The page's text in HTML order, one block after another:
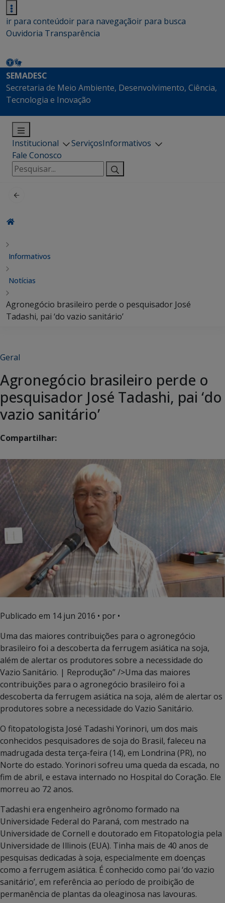
ir para conteúdoir para navegaçãoir para busca
Ouvidoria Transparência
SEMADESC
Secretaria de Meio Ambiente, Desenvolvimento, Ciência,
Tecnologia e Inovação
Institucional ServiçosInformativos
Fale Conosco
Pesquisar
por:
Informativos
Notícias
Agronegócio brasileiro perde o pesquisador José
Tadashi, pai ‘do vazio sanitário’
Geral
Agronegócio brasileiro perde o
pesquisador José Tadashi, pai ‘do
vazio sanitário’
Compartilhar:
Publicado em 14 jun 2016 • por •
Uma das maiores contribuições para o agronegócio
brasileiro foi a descoberta da ferrugem asiática na soja,
além de alertar os produtores sobre a necessidade do
Vazio Sanitário. | Reprodução” />Uma das maiores
contribuições para o agronegócio brasileiro foi a
descoberta da ferrugem asiática na soja, além de alertar os
produtores sobre a necessidade do Vazio Sanitário.
O fitopatologista José Tadashi Yorinori, um dos mais
conhecidos pesquisadores de soja do Brasil, faleceu na
madrugada desta terça-feira (14), em Londrina (PR), no
Norte do estado. Yorinori sofreu uma queda da escada, no
fim de abril, e estava internado no Hospital do Coração. Ele
morreu ao 72 anos.
Tadashi era engenheiro agrônomo formado na
Universidade Federal do Paraná, com mestrado na
Universidade de Cornell e doutorado em Fitopatologia pela
Universidade de Illinois (EUA). Tinha mais de 40 anos de
pesquisas dedicadas à soja, especialmente em doenças
como a ferrugem asiática. É conhecido como pai ‘do vazio
sanitário’, em referência ao período de proibição de
permanência de plantas da oleaginosa nas lavouras.